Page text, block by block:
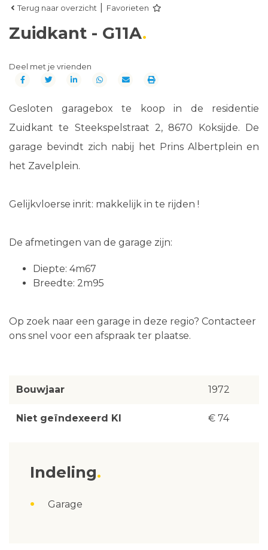
Terug naar overzicht Favorieten
Zuidkant - G11A
Deel met je vrienden
Gesloten garagebox te koop in de residentie
Zuidkant te Steekspelstraat 2, 8670 Koksijde. De
garage bevindt zich nabij het Prins Albertplein en
het Zavelplein.
Gelijkvloerse inrit: makkelijk in te rijden !
De afmetingen van de garage zijn:
Diepte: 4m67
Breedte: 2m95
Op zoek naar een garage in deze regio? Contacteer
ons snel voor een afspraak ter plaatse.
Bouwjaar 1972
Niet geïndexeerd KI € 74
Indeling
Garage